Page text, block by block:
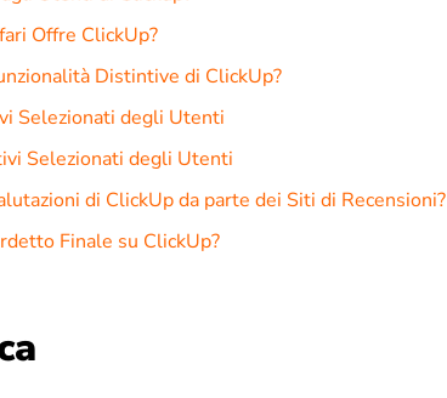
Offre ClickUp?
Distintive di ClickUp?
Selezionati degli Utenti
Selezionati degli Utenti
di ClickUp da parte dei Siti di Recensioni?
Finale su ClickUp?